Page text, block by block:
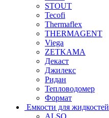
STOUT
Tecofi
Thermaflex
THERMAGENT
Viega
ZETKAMA
Декаст
Джилекс
Ридан
Тепловодомер
Формат
Емкости для жидкостей
ALSO